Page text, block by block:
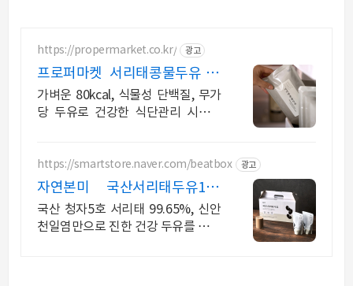
https://propermarket.co.kr/ 광고
프로퍼마켓 서리태콩물두유 식
단관리 루틴템
가벼운 80kcal, 식물성 단백질, 무가
당 두유로 건강한 식단관리 시작해
https://smartstore.naver.com/beatbox 광고
자연본미 국산서리태두유1+1
1+1 50% 특가 세일
국산 청자5호 서리태 99.65%, 신안
천일염만으로 진한 건강 두유를 완성